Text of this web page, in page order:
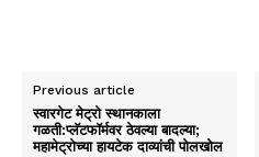
Previous article
स्वारगेट मेट्रो स्थानकाला
गळती:प्लॅटफॉर्मवर ठेवल्या बादल्या;
महामेट्रोच्या हायटेक दाव्यांची पोलखोल